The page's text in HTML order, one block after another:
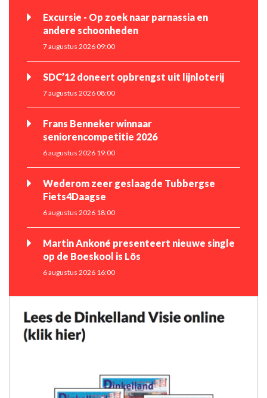
Excursie - Op zoek naar parnassia en
andere schoonheden
7 augustus 2026 09:00
SDC’12 doneert opbrengst uit lijnloterij
7 augustus 2026 08:00
Frans Benneker winnaar
seniorencompetitie 2026
6 augustus 2026 19:00
Wederom zeer geslaagde Tubbergse
Fiets4Daagse
6 augustus 2026 18:00
Martin Ankoné presenteert nieuwe single
op de Boeskool is Lös
6 augustus 2026 16:00